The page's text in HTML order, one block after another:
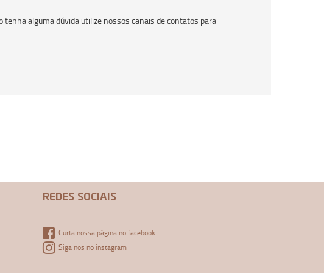
alguma dúvida utilize nossos canais de contatos para
REDES SOCIAIS
Curta nossa página no facebook
Siga nos no instagram